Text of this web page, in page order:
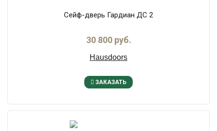
Сейф-дверь Гардиан ДС 2
30 800 руб.
Hausdoors
ЗАКАЗАТЬ